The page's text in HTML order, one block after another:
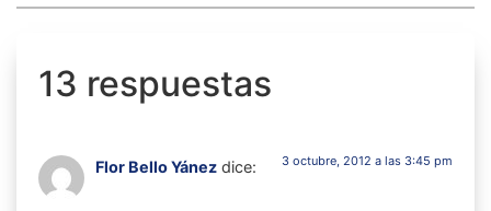
13 respuestas
Flor Bello Yánez dice: 3 octubre, 2012 a las 3:45 pm